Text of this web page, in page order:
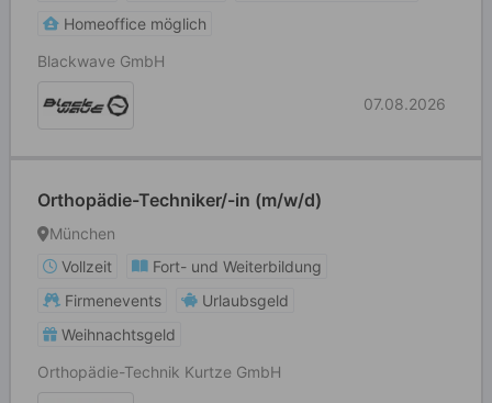
Homeoffice möglich
Blackwave GmbH
07.08.2026
Orthopädie-Techniker/-in (m/w/d)
München
Vollzeit
Fort- und Weiterbildung
Firmenevents
Urlaubsgeld
Weihnachtsgeld
Orthopädie-Technik Kurtze GmbH